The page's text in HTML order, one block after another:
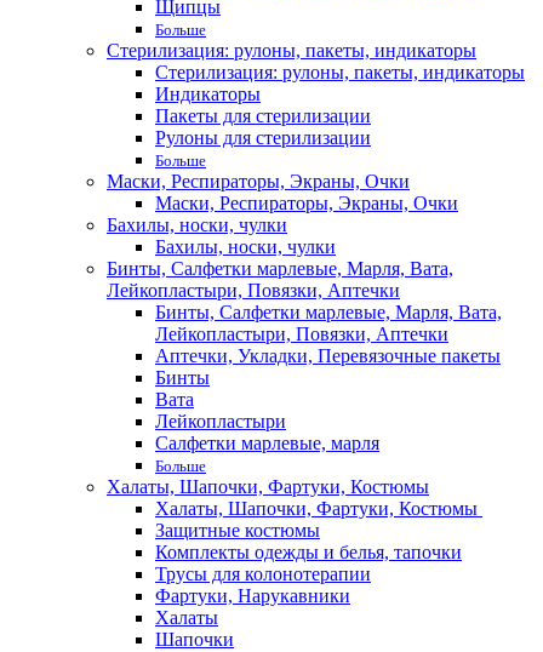
Щипцы
Больше
Стерилизация: рулоны, пакеты, индикаторы
Стерилизация: рулоны, пакеты, индикаторы
Индикаторы
Пакеты для стерилизации
Рулоны для стерилизации
Больше
Маски, Респираторы, Экраны, Очки
Маски, Респираторы, Экраны, Очки
Бахилы, носки, чулки
Бахилы, носки, чулки
Бинты, Салфетки марлевые, Марля, Вата,
Лейкопластыри, Повязки, Аптечки
Бинты, Салфетки марлевые, Марля, Вата,
Лейкопластыри, Повязки, Аптечки
Аптечки, Укладки, Перевязочные пакеты
Бинты
Вата
Лейкопластыри
Салфетки марлевые, марля
Больше
Халаты, Шапочки, Фартуки, Костюмы
Халаты, Шапочки, Фартуки, Костюмы
Защитные костюмы
Комплекты одежды и белья, тапочки
Трусы для колонотерапии
Фартуки, Нарукавники
Халаты
Шапочки